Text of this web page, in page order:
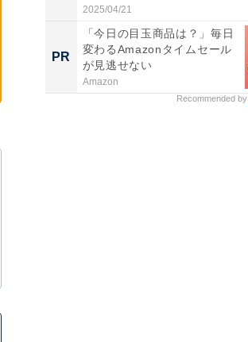
2025/04/21
PR
「今日の目玉商品は？」毎日
変わるAmazonタイムセール
が見逃せない
Amazon
Recommended by